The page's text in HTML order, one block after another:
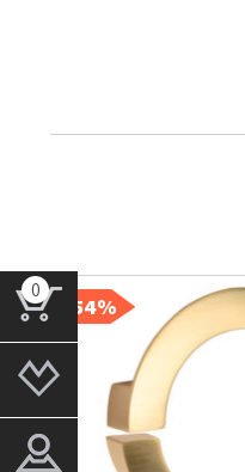
54%-
0